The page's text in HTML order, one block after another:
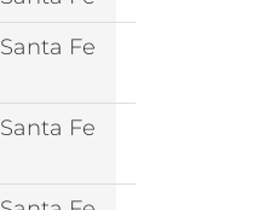
Santa Fe
Santa Fe